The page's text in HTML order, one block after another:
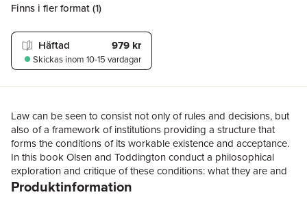
Finns i fler format (1)
Häftad 979 kr
Skickas inom 10-15 vardagar
Law can be seen to consist not only of rules and decisions, but
also of a framework of institutions providing a structure that
forms the conditions of its workable existence and acceptance.
In this book Olsen and Toddington conduct a philosophical
exploration and critique of these conditions: what they are and
how they shape our understanding of what constitutes a legal
Produktinformation